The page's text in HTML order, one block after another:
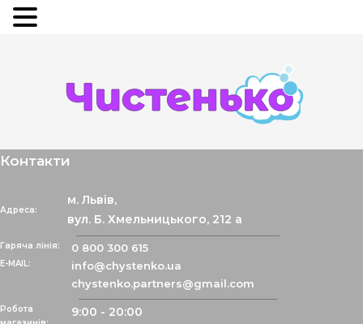
Контакти
Адреса:
м. Львів,
вул. Б. Хмельницького, 212 а
Гаряча лінія: 0 800 300 615
info@chystenko.ua
chystenko.partners@gmail.com
Робота
9:00 - 20:00